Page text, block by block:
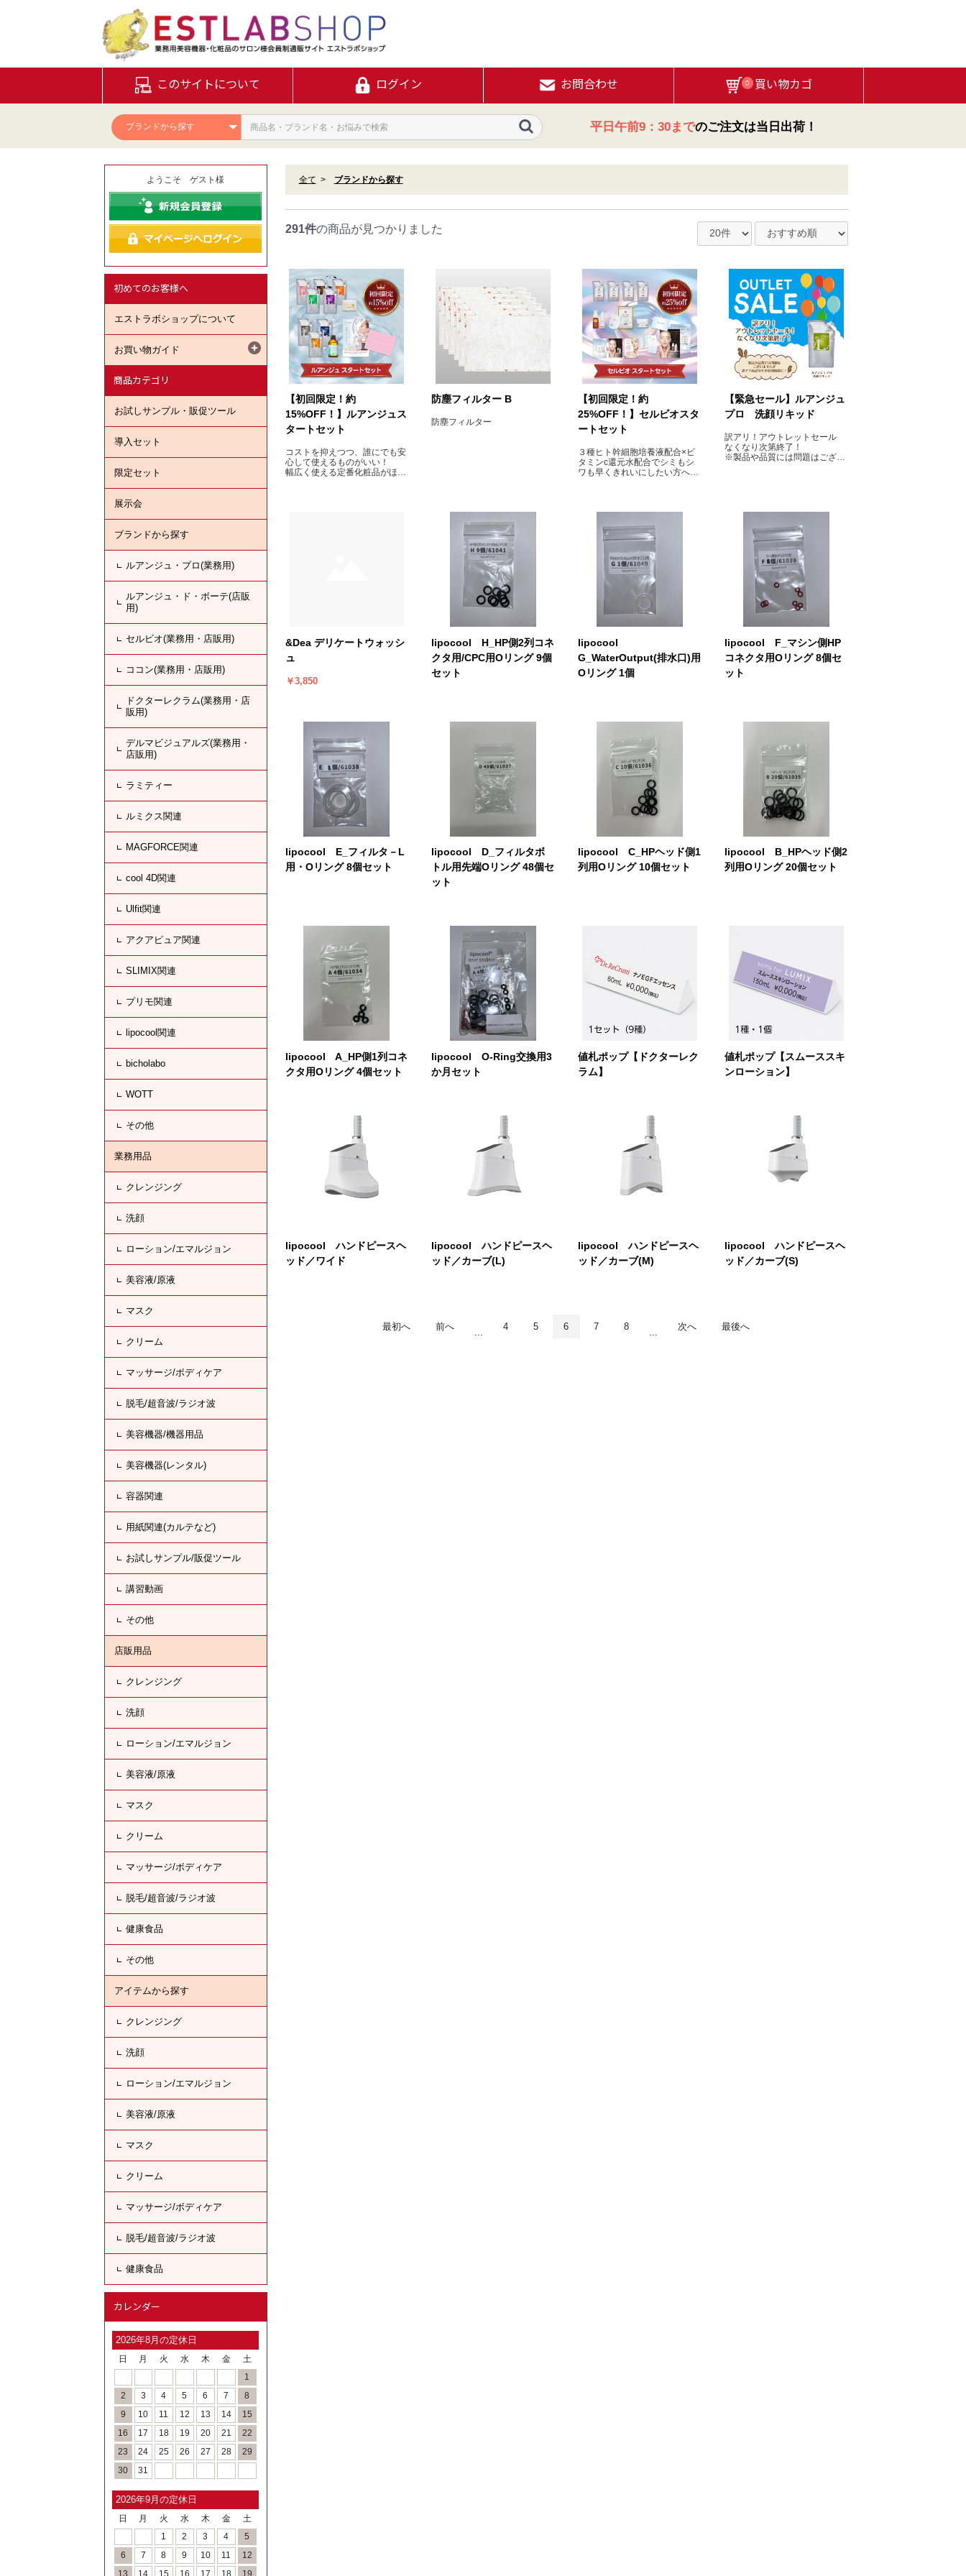
このサイトについて ログイン お問合わせ 0 買い物カゴ
平日午前9：30までのご注文は当日出荷！
ようこそ ゲスト様
初めてのお客様へ
エストラボショップについて
お買い物ガイド
商品カテゴリ
お試しサンプル・販促ツール
導入セット
限定セット
展示会
ブランドから探す
ルアンジュ・プロ(業務用)
ルアンジュ・ド・ボーテ(店販
用)
セルビオ(業務用・店販用)
ココン(業務用・店販用)
ドクターレクラム(業務用・店
販用)
デルマビジュアルズ(業務用・
店販用)
ラミティー
ルミクス関連
MAGFORCE関連
cool 4D関連
Ulfit関連
アクアピュア関連
SLIMIX関連
プリモ関連
lipocool関連
bicholabo
WOTT
その他
業務用品
クレンジング
洗顔
ローション/エマルジョン
美容液/原液
マスク
クリーム
マッサージ/ボディケア
脱毛/超音波/ラジオ波
美容機器/機器用品
美容機器(レンタル)
容器関連
用紙関連(カルテなど)
お試しサンプル/販促ツール
講習動画
その他
店販用品
クレンジング
洗顔
ローション/エマルジョン
美容液/原液
マスク
クリーム
マッサージ/ボディケア
脱毛/超音波/ラジオ波
健康食品
その他
アイテムから探す
クレンジング
洗顔
ローション/エマルジョン
美容液/原液
マスク
クリーム
マッサージ/ボディケア
脱毛/超音波/ラジオ波
健康食品
カレンダー
2026年8月の定休日
日 月 火 水 木 金
土
1
2
3 4 5 6 7
8
9
10 11 12 13 14
15
16
17 18 19 20 21
22
23
24 25 26 27 28
29
30
31
2026年9月の定休日
日 月 火 水 木 金
土
1
2 3 4
5
6
7 8 9 10 11
12
13
14 15 16 17 18 19
全て ブランドから探す
291件の商品が見つかりました
【初回限定！約
15%OFF！】ルアンジュス
タートセット
コストを抑えつつ、誰にでも安
心して使えるものがいい！
幅広く使える定番化粧品がほし
防塵フィルター B
防塵フィルター
【初回限定！約
25%OFF！】セルビオスタ
ートセット
３種ヒト幹細胞培養液配合×ビ
タミンc還元水配合でシミもシ
ワも早くきれいにしたい方へ！
【緊急セール】ルアンジュ
プロ 洗顔リキッド
訳アリ！アウトレットセール
なくなり次第終了！
※製品や品質には問題はござい
&Dea デリケートウォッシ
ュ
￥3,850
lipocool H_HP側2列コネ
クタ用/CPC用Oリング 9個
セット
lipocool
G_WaterOutput(排水口)用
Oリング 1個
lipocool F_マシン側HP
コネクタ用Oリング 8個セ
ット
lipocool E_フィルタ－L
用・Oリング 8個セット
lipocool D_フィルタボ
トル用先端Oリング 48個セ
ット
lipocool C_HPヘッド側1
列用Oリング 10個セット
lipocool B_HPヘッド側2
列用Oリング 20個セット
lipocool A_HP側1列コネ
クタ用Oリング 4個セット
lipocool O-Ring交換用3
か月セット
値札ポップ【ドクターレク
ラム】
値札ポップ【スムーススキ
ンローション】
lipocool ハンドピースヘ
ッド／ワイド
lipocool ハンドピースヘ
ッド／カーブ(L)
lipocool ハンドピースヘ
ッド／カーブ(M)
lipocool ハンドピースヘ
ッド／カーブ(S)
最初へ 前へ 4 5 6 7 8 次へ 最後へ